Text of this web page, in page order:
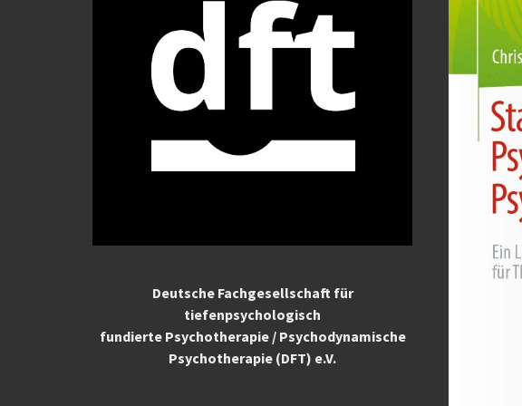
Deutsche Fachgesellschaft für
tiefenpsychologisch
fundierte Psychotherapie / Psychodynamische
Psychotherapie (DFT) e.V.